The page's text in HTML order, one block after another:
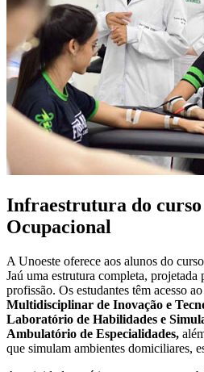
Infraestrutura do
Ocupacional
A Unoeste oferece aos alunos do
Jaú uma estrutura completa, projetada
profissão. Os estudantes têm acesso ao
Multidisciplinar de Inovação e
Laboratório de Habilidades e
Ambulatório de Especialidades,
que simulam ambientes domiciliares,